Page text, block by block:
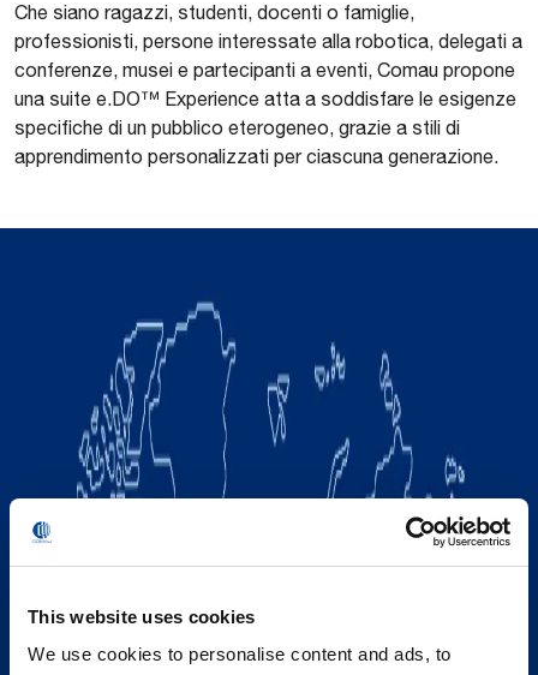
This website uses cookies
We use cookies to personalise content and ads, to
​Che siano ragazzi, studenti, docenti o famiglie,
professionisti, persone interessate alla robotica, delegati a
conferenze, musei e partecipanti a eventi, Comau propone
una suite e.DO™ Experience atta a soddisfare le esigenze
specifiche di un pubblico eterogeneo, grazie a stili di
apprendimento personalizzati per ciascuna generazione.